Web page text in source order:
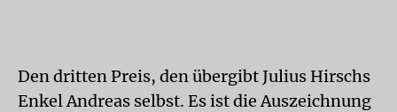
Den dritten Preis, den übergibt Julius Hirschs
Enkel Andreas selbst. Es ist die Auszeichnung